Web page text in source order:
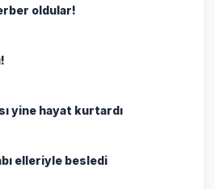
oldular!
yine hayat kurtardı
elleriyle besledi